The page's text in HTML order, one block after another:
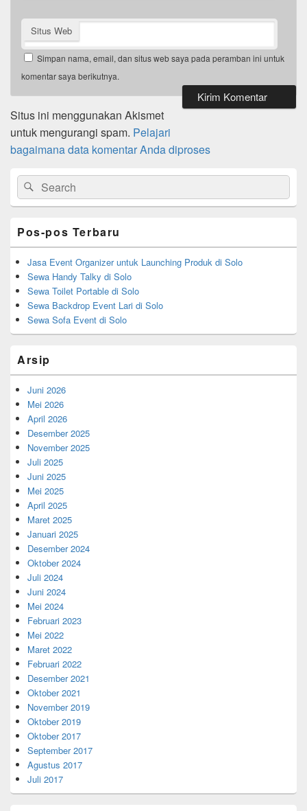
Situs Web
Simpan nama, email, dan situs web saya pada peramban ini untuk
komentar saya berikutnya.
Situs ini menggunakan Akismet
untuk mengurangi spam. Pelajari
bagaimana data komentar Anda diproses
Primary
Sidebar
Widget
Area
Search
for:
Search
Pos-pos Terbaru
Jasa Event Organizer untuk Launching Produk di Solo
Sewa Handy Talky di Solo
Sewa Toilet Portable di Solo
Sewa Backdrop Event Lari di Solo
Sewa Sofa Event di Solo
Arsip
Juni 2026
Mei 2026
April 2026
Desember 2025
November 2025
Juli 2025
Juni 2025
Mei 2025
April 2025
Maret 2025
Januari 2025
Desember 2024
Oktober 2024
Juli 2024
Juni 2024
Mei 2024
Februari 2023
Mei 2022
Maret 2022
Februari 2022
Desember 2021
Oktober 2021
November 2019
Oktober 2019
Oktober 2017
September 2017
Agustus 2017
Juli 2017